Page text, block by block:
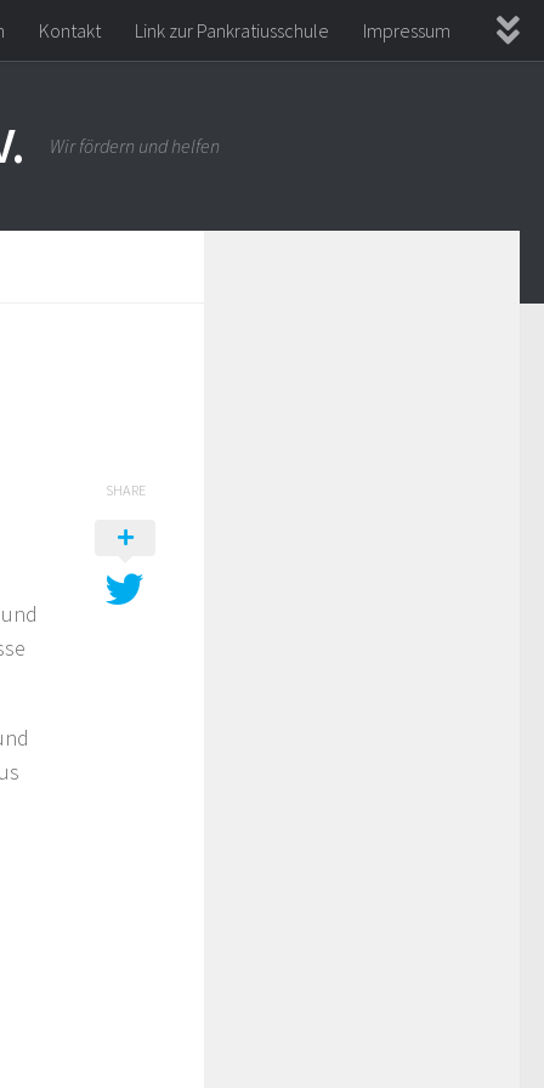
Kontakt Link zur Pankratiusschule Impressum
Wir fördern und helfen
SHARE